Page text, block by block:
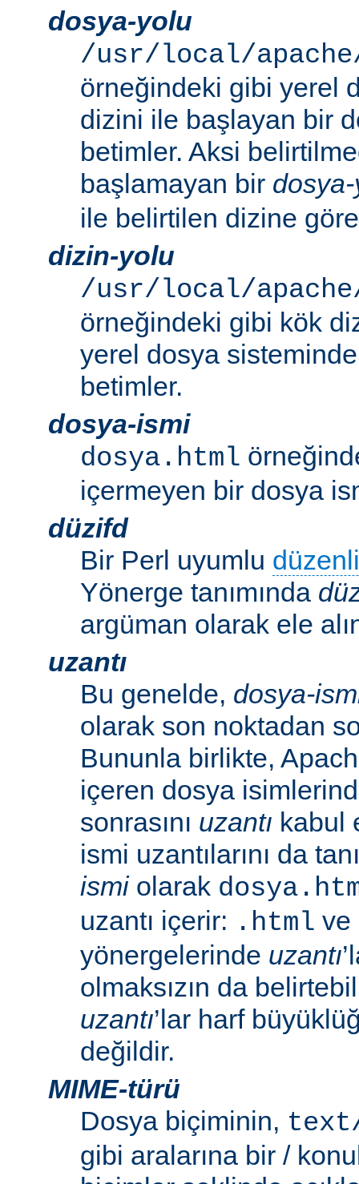
dosya-yolu
/usr/local/
örneğindeki gibi yerel
dizini ile başlayan bir
betimler. Aksi
başlamayan bir
ile belirtilen dizine göre
dizin-yolu
/usr/local/
örneğindeki gibi kök
yerel dosya
betimler.
dosya-ismi
dosya.html
içermeyen bir dosya
düzifd
Bir Perl uyumlu
Yönerge tanımında
argüman olarak ele
uzantı
Bu genelde, dosya-
olarak son noktadan
Bununla birlikte,
içeren dosya
sonrasını uzantı kabul
ismi uzantılarını da
ismiolarak
uzantı içerir: .html ve
yönergelerinde uzantı
olmaksızın da
uzantı’lar harf
değildir.
MIME-türü
Dosya biçiminin,
gibi aralarına bir /